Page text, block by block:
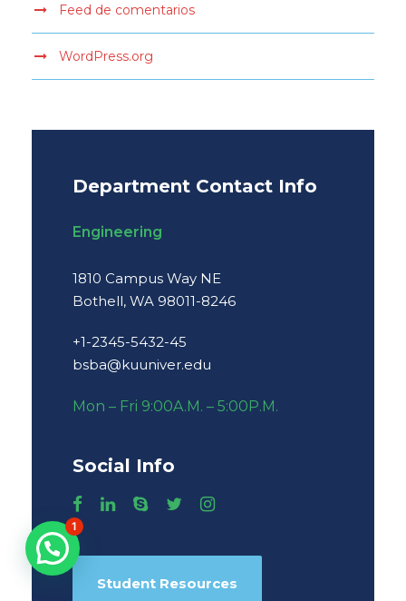
Feed de comentarios
WordPress.org
Department Contact Info
Engineering
1810 Campus Way NE
Bothell, WA 98011-8246
+1-2345-5432-45
bsba@kuuniver.edu
Mon – Fri 9:00A.M. – 5:00P.M.
Social Info
Student Resources
1